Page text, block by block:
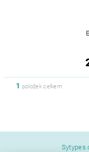
1 položek celkem